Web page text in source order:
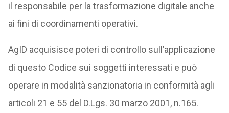
il responsabile per la trasformazione digitale anche
ai fini di coordinamenti operativi.
AgID acquisisce poteri di controllo sull’applicazione
di questo Codice sui soggetti interessati e può
operare in modalità sanzionatoria in conformità agli
articoli 21 e 55 del D.Lgs. 30 marzo 2001, n.165.